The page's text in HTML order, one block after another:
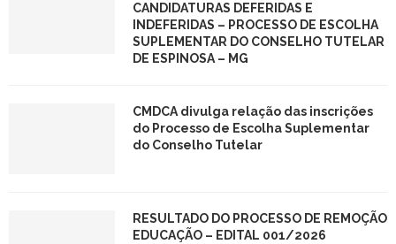
CANDIDATURAS DEFERIDAS E
INDEFERIDAS – PROCESSO DE ESCOLHA
SUPLEMENTAR DO CONSELHO TUTELAR
DE ESPINOSA – MG
CMDCA divulga relação das inscrições
do Processo de Escolha Suplementar
do Conselho Tutelar
RESULTADO DO PROCESSO DE REMOÇÃO
EDUCAÇÃO – EDITAL 001/2026